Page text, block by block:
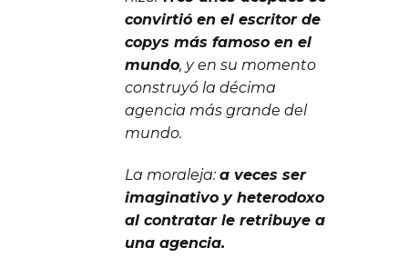
convirtió en el escritor de
copys más famoso en el
mundo, y en su momento
construyó la décima
agencia más grande del
mundo.
La moraleja:a veces ser
imaginativo y heterodoxo
al contratar le retribuye a
una agencia.